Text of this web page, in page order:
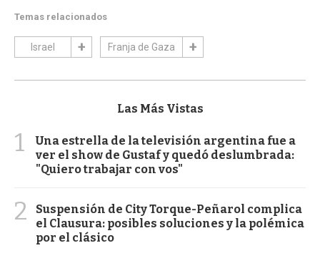
Temas relacionados
Israel Franja de Gaza
Las Más Vistas
1
Una estrella de la televisión argentina fue a
ver el show de Gustaf y quedó deslumbrada:
"Quiero trabajar con vos"
2
Suspensión de City Torque-Peñarol complica
el Clausura: posibles soluciones y la polémica
por el clásico